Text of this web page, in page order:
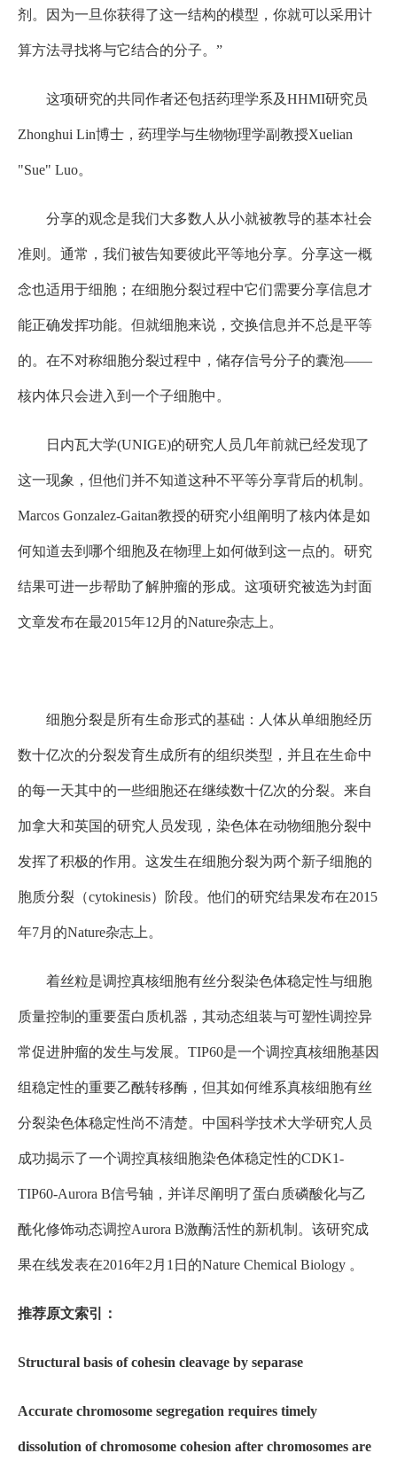
剂。因为一旦你获得了这一结构的模型，你就可以采用计
算方法寻找将与它结合的分子。”
这项研究的共同作者还包括药理学系及HHMI研究员
Zhonghui Lin博士，药理学与生物物理学副教授Xuelian
"Sue" Luo。
分享的观念是我们大多数人从小就被教导的基本社会
准则。通常，我们被告知要彼此平等地分享。分享这一概
念也适用于细胞；在细胞分裂过程中它们需要分享信息才
能正确发挥功能。但就细胞来说，交换信息并不总是平等
的。在不对称细胞分裂过程中，储存信号分子的囊泡——
核内体只会进入到一个子细胞中。
日内瓦大学(UNIGE)的研究人员几年前就已经发现了
这一现象，但他们并不知道这种不平等分享背后的机制。
Marcos Gonzalez-Gaitan教授的研究小组阐明了核内体是如
何知道去到哪个细胞及在物理上如何做到这一点的。研究
结果可进一步帮助了解肿瘤的形成。这项研究被选为封面
文章发布在最2015年12月的Nature杂志上。
细胞分裂是所有生命形式的基础：人体从单细胞经历
数十亿次的分裂发育生成所有的组织类型，并且在生命中
的每一天其中的一些细胞还在继续数十亿次的分裂。来自
加拿大和英国的研究人员发现，染色体在动物细胞分裂中
发挥了积极的作用。这发生在细胞分裂为两个新子细胞的
胞质分裂（cytokinesis）阶段。他们的研究结果发布在2015
年7月的Nature杂志上。
着丝粒是调控真核细胞有丝分裂染色体稳定性与细胞
质量控制的重要蛋白质机器，其动态组装与可塑性调控异
常促进肿瘤的发生与发展。TIP60是一个调控真核细胞基因
组稳定性的重要乙酰转移酶，但其如何维系真核细胞有丝
分裂染色体稳定性尚不清楚。中国科学技术大学研究人员
成功揭示了一个调控真核细胞染色体稳定性的CDK1-
TIP60-Aurora B信号轴，并详尽阐明了蛋白质磷酸化与乙
酰化修饰动态调控Aurora B激酶活性的新机制。该研究成
果在线发表在2016年2月1日的Nature Chemical Biology 。
推荐原文索引：
Structural basis of cohesin cleavage by separase
Accurate chromosome segregation requires timely
dissolution of chromosome cohesion after chromosomes are